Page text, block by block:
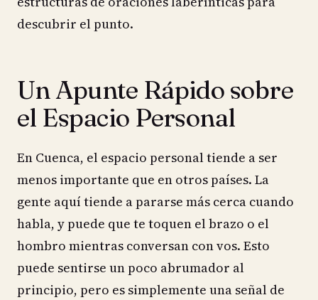
descubrir el punto.
Un Apunte Rápido sobre
el Espacio Personal
En Cuenca, el espacio personal tiende a ser
menos importante que en otros países. La
gente aquí tiende a pararse más cerca cuando
habla, y puede que te toquen el brazo o el
hombro mientras conversan con vos. Esto
puede sentirse un poco abrumador al
principio, pero es simplemente una señal de